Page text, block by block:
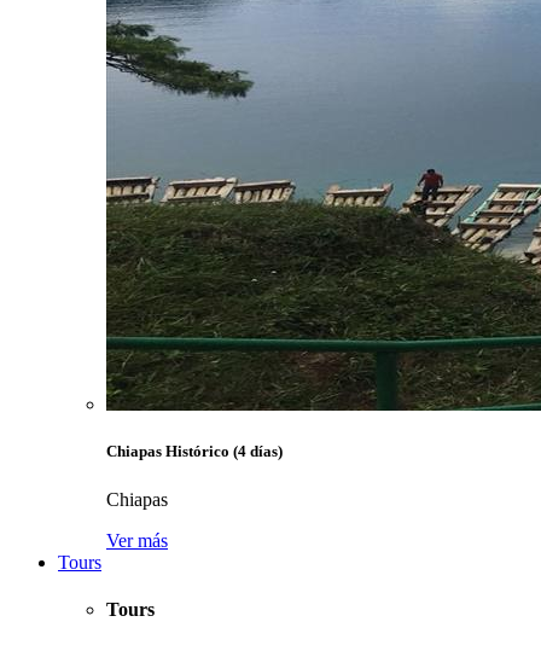
Chiapas Histórico (4 días)
Chiapas
Ver más
Tours
Tours